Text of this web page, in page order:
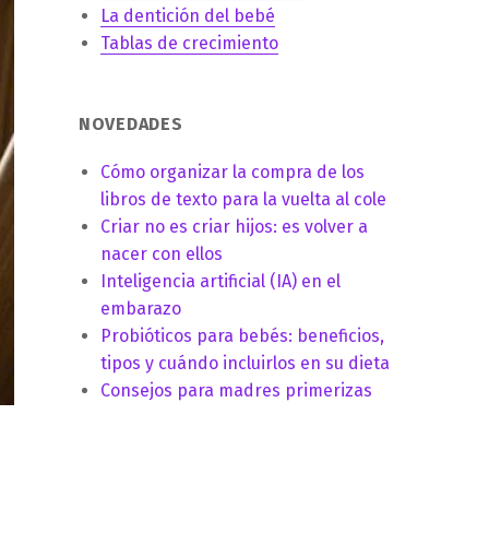
La dentición del bebé
Tablas de crecimiento
NOVEDADES
Cómo organizar la compra de los
libros de texto para la vuelta al cole
Criar no es criar hijos: es volver a
nacer con ellos
Inteligencia artificial (IA) en el
embarazo
Probióticos para bebés: beneficios,
tipos y cuándo incluirlos en su dieta
Consejos para madres primerizas